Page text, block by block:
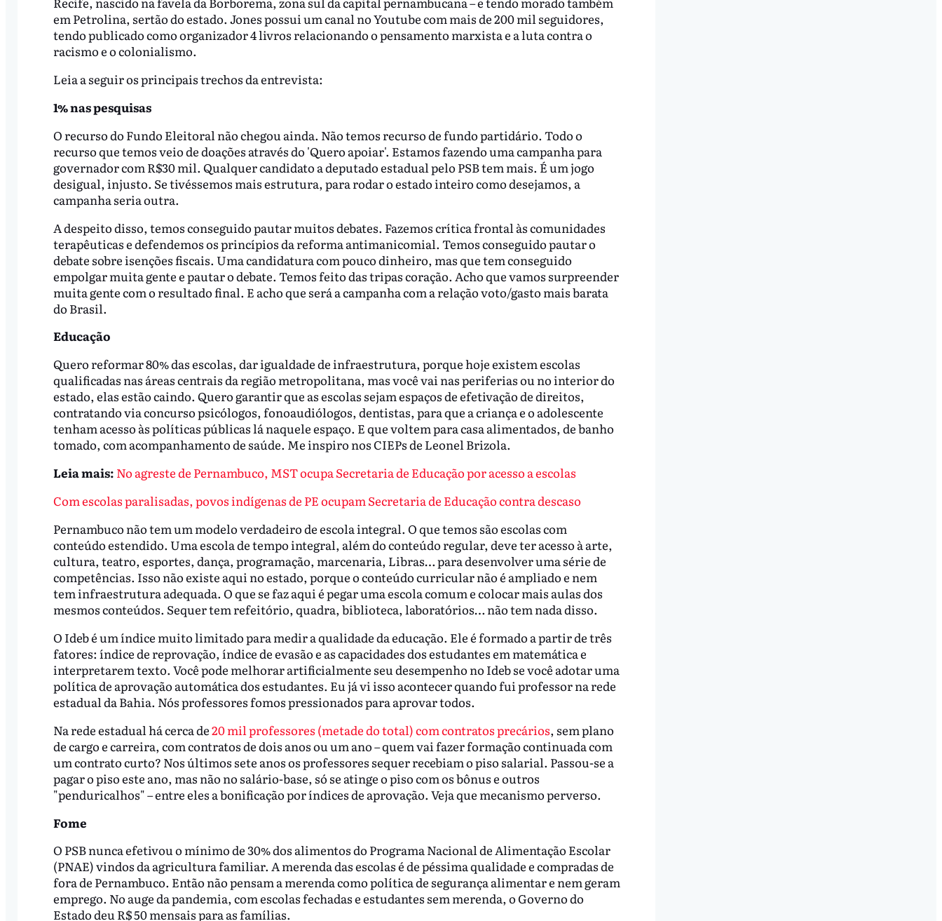
em Petrolina, sertão do estado. Jones possui um canal no Youtube com mais de 200 mil seguidores,
tendo publicado como organizador 4 livros relacionando o pensamento marxista e a luta contra o
racismo e o colonialismo.
Leia a seguir os principais trechos da entrevista:
1% nas pesquisas
O recurso do Fundo Eleitoral não chegou ainda. Não temos recurso de fundo partidário. Todo o
recurso que temos veio de doações através do 'Quero apoiar'. Estamos fazendo uma campanha para
governador com R$30 mil. Qualquer candidato a deputado estadual pelo PSB tem mais. É um jogo
desigual, injusto. Se tivéssemos mais estrutura, para rodar o estado inteiro como desejamos, a
campanha seria outra.
A despeito disso, temos conseguido pautar muitos debates. Fazemos crítica frontal às comunidades
terapêuticas e defendemos os princípios da reforma antimanicomial. Temos conseguido pautar o
debate sobre isenções fiscais. Uma candidatura com pouco dinheiro, mas que tem conseguido
empolgar muita gente e pautar o debate. Temos feito das tripas coração. Acho que vamos surpreender
muita gente com o resultado final. E acho que será a campanha com a relação voto/gasto mais barata
do Brasil.
Educação
Quero reformar 80% das escolas, dar igualdade de infraestrutura, porque hoje existem escolas
qualificadas nas áreas centrais da região metropolitana, mas você vai nas periferias ou no interior do
estado, elas estão caindo. Quero garantir que as escolas sejam espaços de efetivação de direitos,
contratando via concurso psicólogos, fonoaudiólogos, dentistas, para que a criança e o adolescente
tenham acesso às políticas públicas lá naquele espaço. E que voltem para casa alimentados, de banho
tomado, com acompanhamento de saúde. Me inspiro nos CIEPs de Leonel Brizola.
Leia mais: No agreste de Pernambuco, MST ocupa Secretaria de Educação por acesso a escolas
Com escolas paralisadas, povos indígenas de PE ocupam Secretaria de Educação contra descaso
Pernambuco não tem um modelo verdadeiro de escola integral. O que temos são escolas com
conteúdo estendido. Uma escola de tempo integral, além do conteúdo regular, deve ter acesso à arte,
cultura, teatro, esportes, dança, programação, marcenaria, Libras… para desenvolver uma série de
competências. Isso não existe aqui no estado, porque o conteúdo curricular não é ampliado e nem
tem infraestrutura adequada. O que se faz aqui é pegar uma escola comum e colocar mais aulas dos
mesmos conteúdos. Sequer tem refeitório, quadra, biblioteca, laboratórios… não tem nada disso.
O Ideb é um índice muito limitado para medir a qualidade da educação. Ele é formado a partir de três
fatores: índice de reprovação, índice de evasão e as capacidades dos estudantes em matemática e
interpretarem texto. Você pode melhorar artificialmente seu desempenho no Ideb se você adotar uma
política de aprovação automática dos estudantes. Eu já vi isso acontecer quando fui professor na rede
estadual da Bahia. Nós professores fomos pressionados para aprovar todos.
Na rede estadual há cerca de20 mil professores (metade do total) com contratos precários, sem plano
de cargo e carreira, com contratos de dois anos ou um ano – quem vai fazer formação continuada com
um contrato curto? Nos últimos sete anos os professores sequer recebiam o piso salarial. Passou-se a
pagar o piso este ano, mas não no salário-base, só se atinge o piso com os bônus e outros
"penduricalhos" – entre eles a bonificação por índices de aprovação. Veja que mecanismo perverso.
Fome
O PSB nunca efetivou o mínimo de 30% dos alimentos do Programa Nacional de Alimentação Escolar
(PNAE) vindos da agricultura familiar. A merenda das escolas é de péssima qualidade e compradas de
fora de Pernambuco. Então não pensam a merenda como política de segurança alimentar e nem geram
emprego. No auge da pandemia, com escolas fechadas e estudantes sem merenda, o Governo do
Estado deu R$ 50 mensais para as famílias.